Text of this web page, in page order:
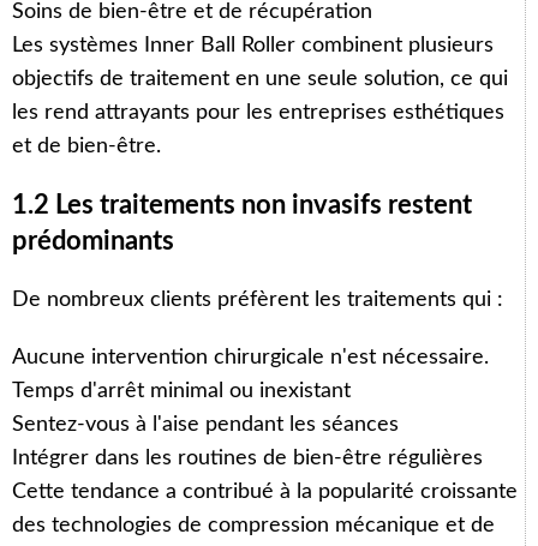
Soins de bien-être et de récupération
Les systèmes Inner Ball Roller combinent plusieurs
objectifs de traitement en une seule solution, ce qui
les rend attrayants pour les entreprises esthétiques
et de bien-être.
1.2 Les traitements non invasifs restent
prédominants
De nombreux clients préfèrent les traitements qui :
Aucune intervention chirurgicale n'est nécessaire.
Temps d'arrêt minimal ou inexistant
Sentez-vous à l'aise pendant les séances
Intégrer dans les routines de bien-être régulières
Cette tendance a contribué à la popularité croissante
des technologies de compression mécanique et de